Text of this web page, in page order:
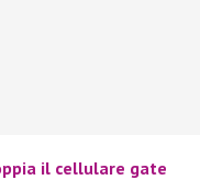
il cellulare gate